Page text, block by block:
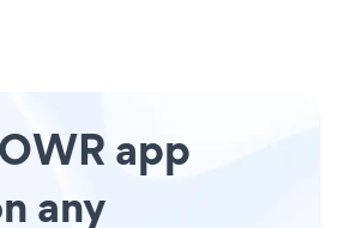
app
any